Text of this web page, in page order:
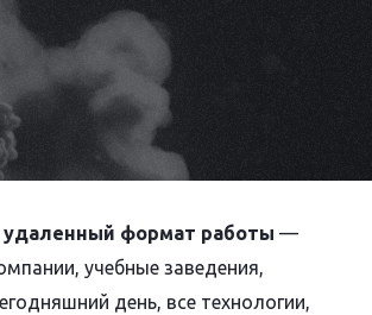
удаленный формат работы —
учебные заведения,
день, все технологии,